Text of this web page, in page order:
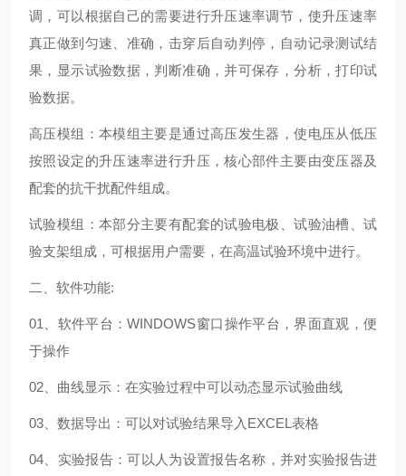
调，可以根据自己的需要进行升压速率调节，使升压速率
真正做到匀速、准确，击穿后自动判停，自动记录测试结
果，显示试验数据，判断准确，并可保存，分析，打印试
验数据。
高压模组：本模组主要是通过高压发生器，使电压从低压
按照设定的升压速率进行升压，核心部件主要由变压器及
配套的抗干扰配件组成。
试验模组：本部分主要有配套的试验电极、试验油槽、试
验支架组成，可根据用户需要，在高温试验环境中进行。
二、软件功能:
01、软件平台：WINDOWS窗口操作平台，界面直观，便
于操作
02、曲线显示：在实验过程中可以动态显示试验曲线
03、数据导出：可以对试验结果导入EXCEL表格
04、实验报告：可以人为设置报告名称，并对实验报告进